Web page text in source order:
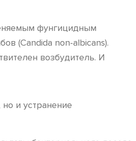
фунгицидным
(Candida non-albicans).
возбудитель. И
и устранение